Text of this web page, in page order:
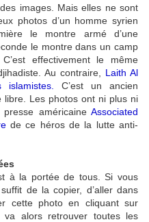
images. Mais elles ne sont
photos d’un homme syrien
le montre armé d’une
le montre dans un camp
effectivement le même
Au contraire,
Laith Al
C’est un ancien
libre. Les photos ont ni plus ni
américaine Associated
de ce héros de la lutte anti-
à la portée de tous. Si vous
de la copier, d’aller dans
cette photo en cliquant sur
va alors retrouver toutes les